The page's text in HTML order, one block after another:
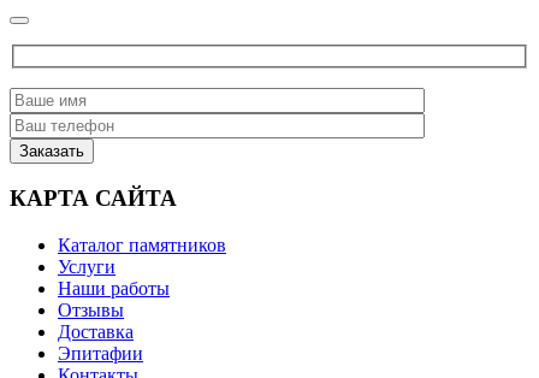
КАРТА САЙТА
Каталог памятников
Услуги
Наши работы
Отзывы
Доставка
Эпитафии